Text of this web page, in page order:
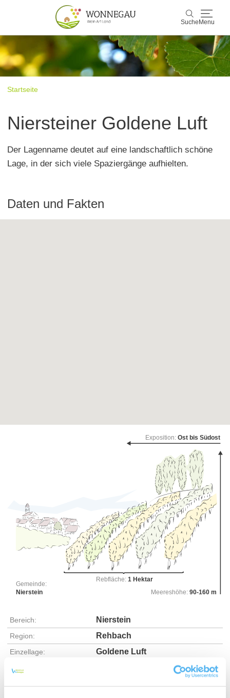
Suche Menu
Suche
Wonnegau
Buchen & Service
Startseite
Niersteiner Goldene Luft
Der Lagenname deutet auf eine landschaftlich schöne
Lage, in der sich viele Spaziergänge aufhielten.
Daten und Fakten
Rebfläche: 1 Hektar
Gemeinde:
Nierstein
Meereshöhe: 90-160 m
Exposition: Ost bis Südost
Bereich: Nierstein
Region: Rehbach
Einzellage: Goldene Luft
Gemarkung: